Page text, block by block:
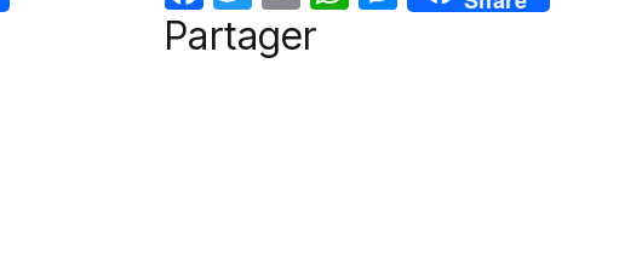
o
k
p er
a w
itt
m
e
Partager